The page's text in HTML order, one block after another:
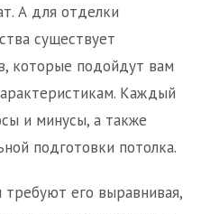
А для отделки
существует
которые подойдут вам
Каждый
и минусы, а также
подготовки потолка.
его выравнивая,